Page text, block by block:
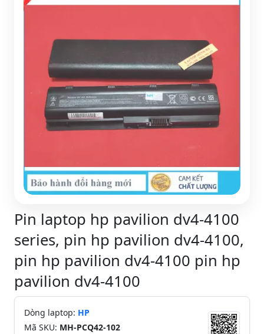
Pin laptop hp pavilion dv4-4100
series, pin hp pavilion dv4-4100,
pin hp pavilion dv4-4100 pin hp
pavilion dv4-4100
Dòng laptop: HP
Mã SKU: MH-PCQ42-102